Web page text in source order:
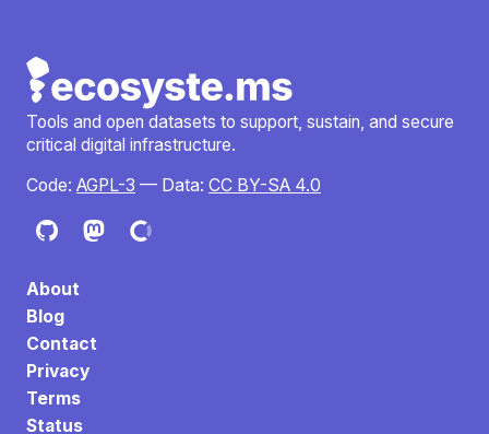
Tools and open datasets to support, sustain, and secure
critical digital infrastructure.
Code: AGPL-3 — Data: CC BY-SA 4.0
About
Blog
Contact
Privacy
Terms
Status